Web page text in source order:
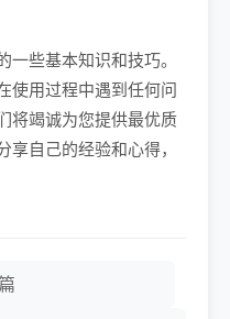
一些基本知识和技巧。
使用过程中遇到任何问
将竭诚为您提供最优质
自己的经验和心得，